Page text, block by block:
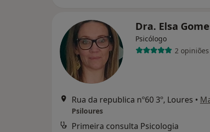
Dra. Elsa
Psicólogo
2 opiniões
Rua da republica nº60 3º, Loures •
Psiloures
Primeira consulta Psicologia